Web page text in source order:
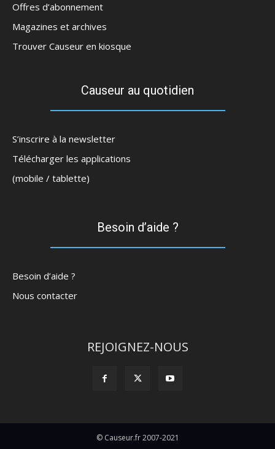
Offres d’abonnement
Magazines et archives
Trouver Causeur en kiosque
Causeur au quotidien
S’inscrire à la newsletter
Télécharger les applications
(mobile / tablette)
Besoin d’aide ?
Besoin d’aide ?
Nous contacter
REJOIGNEZ-NOUS
© Causeur.fr 2007-2021